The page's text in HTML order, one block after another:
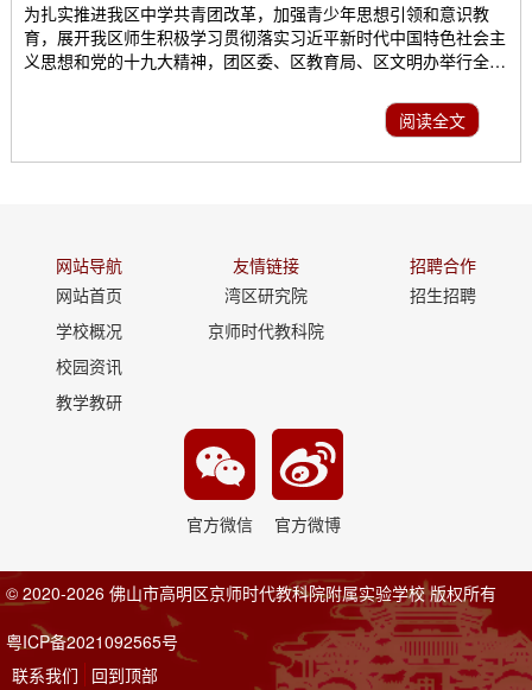
为扎实推进我区中学共青团改革，加强青少年思想引领和意识教
育，展开我区师生积极学习贯彻落实习近平新时代中国特色社会主
义思想和党的十九大精神，团区委、区教育局、区文明办举行全区
九九相传 绽放青春高明区教育系统五四青年节系列活动。为响应
高明区教育局党委促进教师专业发展，提高广大教师的写作水平和
教师素养。2018年5月4日下午15：00，青年教师现场作...
阅读全文
网站导航
网站首页
学校概况
校园资讯
教学教研
友情链接
湾区研究院
京师时代教科院
招聘合作
招生招聘
官方微信 官方微博
© 2020-2026 佛山市高明区京师时代教科院附属实验学校 版权所有
粤ICP备2021092565号
联系我们
回到顶部